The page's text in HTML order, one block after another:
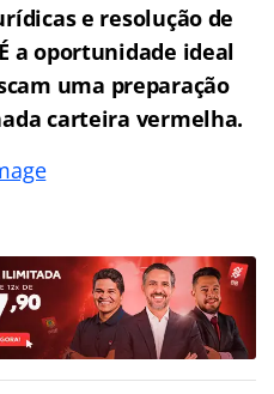
e resolução de
a oportunidade ideal
uma preparação
carteira vermelha.